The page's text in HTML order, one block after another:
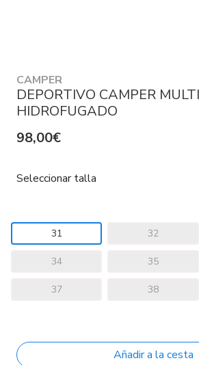
CAMPER
DEPORTIVO CAMPER
HIDROFUGADO
98,00€
Seleccionar talla
31 32
34 35
37 38